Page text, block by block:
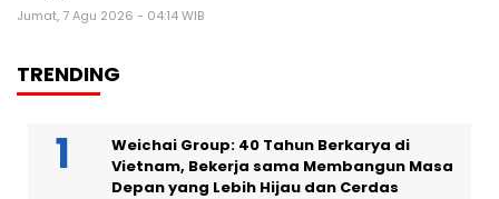
Jumat, 7 Agu 2026 - 04:14 WIB
TRENDING
Weichai Group: 40 Tahun Berkarya di
Vietnam, Bekerja sama Membangun Masa
Depan yang Lebih Hijau dan Cerdas